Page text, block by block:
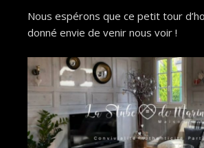
Nous espérons que ce petit tour
donné envie de venir nous voir !